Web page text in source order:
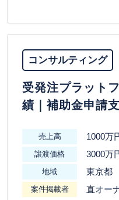
コンサルティング
受発注プラット
績｜補助金申請
売上高 1000万
譲渡価格 3000万
地域 東京都
案件掲載者 直オー